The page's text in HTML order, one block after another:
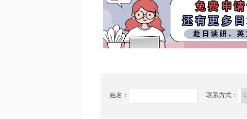
姓名： 联系方式：